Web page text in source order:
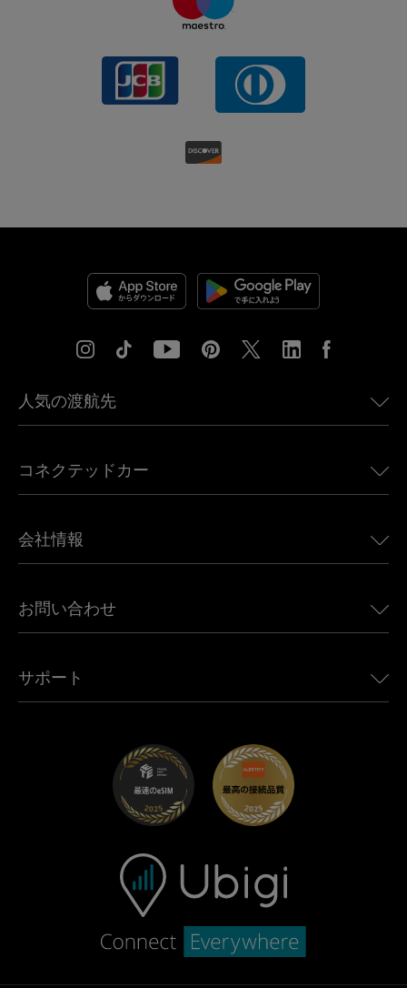
人気の渡航先
ヨーロッパ向けeSIM
カナダ向けeSIM
アフリカ向けeSIM
すべての目的地を見る
コネクテッドカー
Land Rover向けUbigi
Jeep向けUbigi
Mini向けUbigi
Maserati向けUbigi
会社情報
Ubigi関連プレス
Ubigiアプリ
お問い合わせ
アフェリエイトプログラム
サポート
トラブルシューティング
ヘルプセンター
お問い合わせ先